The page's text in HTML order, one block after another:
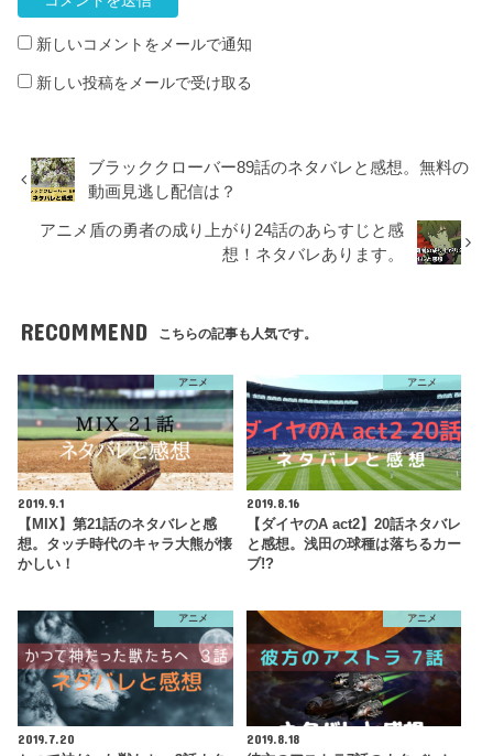
新しいコメントをメールで通知
新しい投稿をメールで受け取る
ブラッククローバー89話のネタバレと感想。無料の
動画見逃し配信は？
アニメ盾の勇者の成り上がり24話のあらすじと感
想！ネタバレあります。
RECOMMEND こちらの記事も人気です。
アニメ
2019.9.1
【MIX】第21話のネタバレと感
想。タッチ時代のキャラ大熊が懐
かしい！
アニメ
2019.8.16
【ダイヤのA act2】20話ネタバレ
と感想。浅田の球種は落ちるカー
ブ!?
アニメ
2019.7.20
アニメ
2019.8.18